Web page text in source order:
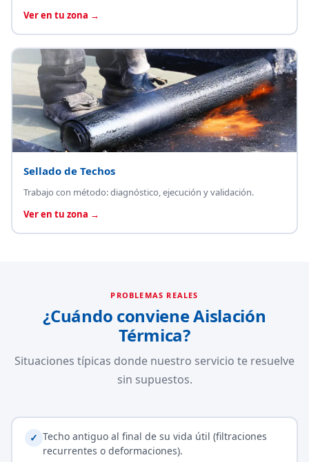
Ver en tu zona →
Sellado de Techos
Trabajo con método: diagnóstico, ejecución y validación.
Ver en tu zona →
PROBLEMAS REALES
¿Cuándo conviene Aislación
Térmica?
Situaciones típicas donde nuestro servicio te resuelve
sin supuestos.
✓ Techo antiguo al final de su vida útil (filtraciones
recurrentes o deformaciones).